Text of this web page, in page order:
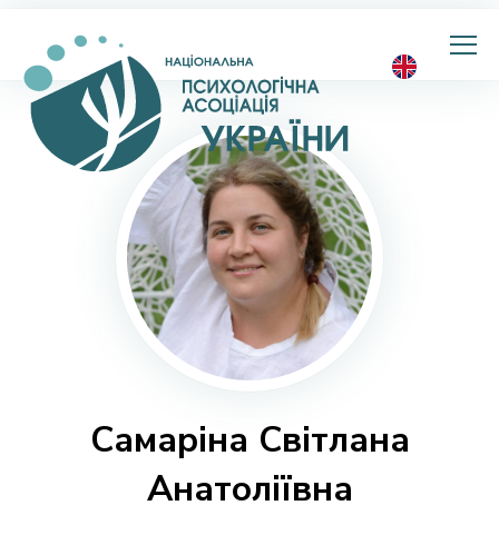
Національна
психологічна
Самаріна Світлана
Анатоліївна